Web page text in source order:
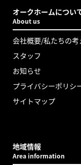
オークホームについ
About us
会社概要/私たちの考
スタッフ
お知らせ
プライバシーポリシ
サイトマップ
地域情報
Area information